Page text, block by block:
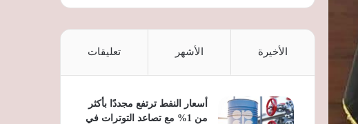
الأخيرة الأشهر تعليقات
أسعار النفط ترتفع مجددًا بأكثر
من 1% مع تصاعد التوترات في